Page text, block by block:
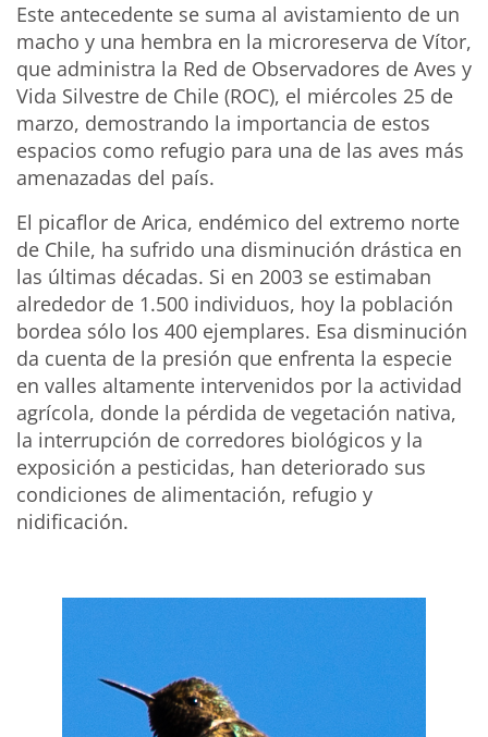
Este antecedente se suma al avistamiento de un
macho y una hembra en la microreserva de Vítor,
que administra la Red de Observadores de Aves y
Vida Silvestre de Chile (ROC), el miércoles 25 de
marzo, demostrando la importancia de estos
espacios como refugio para una de las aves más
amenazadas del país.
El picaflor de Arica, endémico del extremo norte
de Chile, ha sufrido una disminución drástica en
las últimas décadas. Si en 2003 se estimaban
alrededor de 1.500 individuos, hoy la población
bordea sólo los 400 ejemplares. Esa disminución
da cuenta de la presión que enfrenta la especie
en valles altamente intervenidos por la actividad
agrícola, donde la pérdida de vegetación nativa,
la interrupción de corredores biológicos y la
exposición a pesticidas, han deteriorado sus
condiciones de alimentación, refugio y
nidificación.